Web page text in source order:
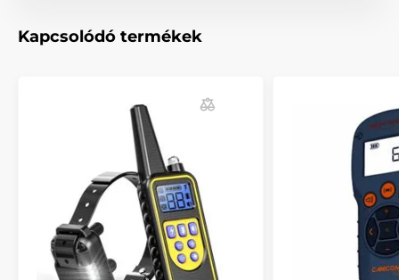
Kapcsolódó termékek